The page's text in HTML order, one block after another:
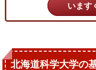
います
北海道科学大学の